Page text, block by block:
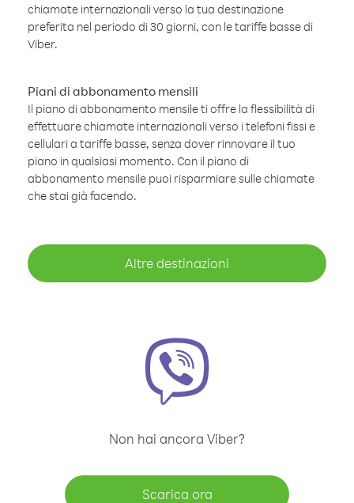
chiamate internazionali verso la tua destinazione
preferita nel periodo di 30 giorni, con le tariffe basse di
Viber.
Piani di abbonamento mensili
Il piano di abbonamento mensile ti offre la flessibilità di
effettuare chiamate internazionali verso i telefoni fissi e
cellulari a tariffe basse, senza dover rinnovare il tuo
piano in qualsiasi momento. Con il piano di
abbonamento mensile puoi risparmiare sulle chiamate
che stai già facendo.
Altre destinazioni
Non hai ancora Viber?
Scarica ora